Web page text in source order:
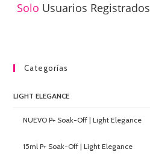
Solo Usuarios Registrados
Categorías
LIGHT ELEGANCE
NUEVO P+ Soak-Off | Light Elegance
15ml P+ Soak-Off | Light Elegance